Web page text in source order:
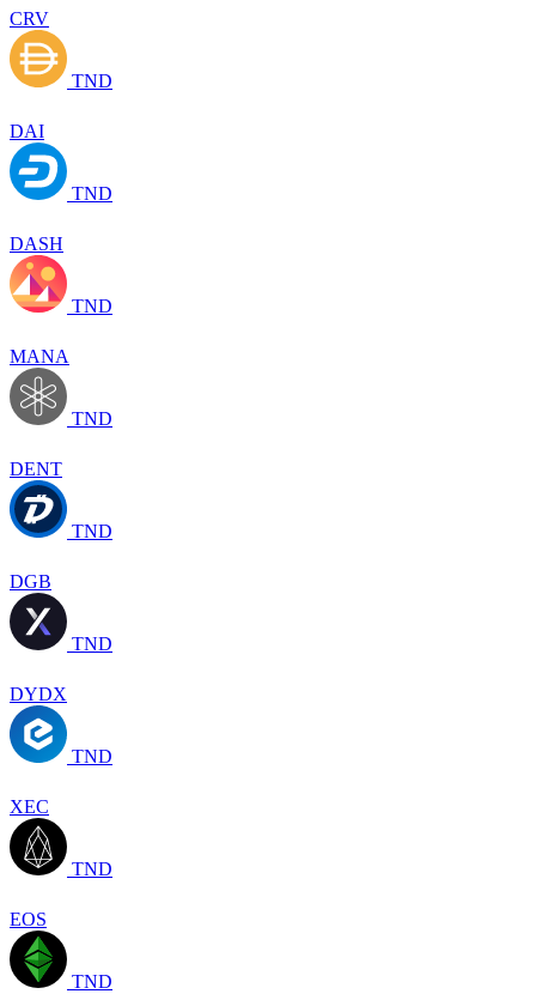
CRV
TND
DAI
TND
DASH
TND
MANA
TND
DENT
TND
DGB
TND
DYDX
TND
XEC
TND
EOS
TND